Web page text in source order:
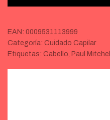
EAN: 0009531113999
Categoría: Cuidado Capilar
Etiquetas: Cabello, Paul Mitchell